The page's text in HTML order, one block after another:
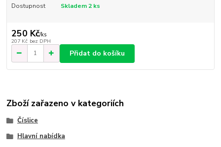
Dostupnost Skladem 2 ks
250 Kč/ks
207 Kč bez DPH
Přidat do košíku
Zboží zařazeno v kategoriích
Číslice
Hlavní nabídka